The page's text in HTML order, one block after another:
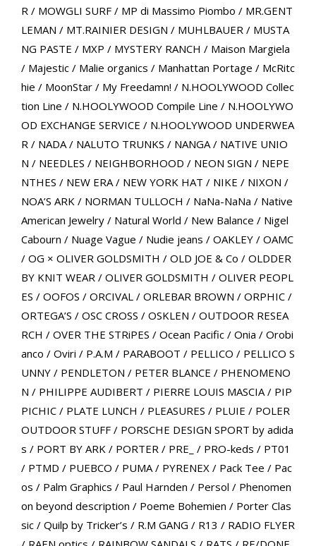
R/ MOWGLI SURF/ MP di Massimo Piombo / MR.GENT
LEMAN / MT.RAINIER DESIGN / MUHLBAUER/ MUSTA
NG PASTE / MXP / MYSTERY RANCH / Maison Margiela
/ Majestic/ Malie organics / Manhattan Portage / McRitc
hie / MoonStar/ My Freedamn! / N.HOOLYWOOD Collec
tion Line / N.HOOLYWOOD Compile Line / N.HOOLYWO
OD EXCHANGE SERVICE / N.HOOLYWOOD UNDERWEA
R/ NADA/ NALUTO TRUNKS / NANGA/ NATIVE UNIO
N / NEEDLES / NEIGHBORHOOD / NEON SIGN / NEPE
NTHES / NEW ERA/ NEW YORK HAT / NIKE / NIXON /
NOA’S ARK/ NORMAN TULLOCH / NaNa-NaNa / Native
American Jewelry/ Natural World / New Balance / Nigel
Cabourn / Nuage Vague / Nudie jeans / OAKLEY/ OAMC
/ OG × OLIVER GOLDSMITH / OLD JOE & Co / OLDDER
BY KNIT WEAR/ OLIVER GOLDSMITH / OLIVER PEOPL
ES / OOFOS / ORCIVAL/ ORLEBAR BROWN / ORPHIC/
ORTEGA’S / OSC CROSS / OSKLEN / OUTDOOR RESEA
RCH / OVER THE STRiPES / Ocean Pacific/ Onia / Orobi
anco / Oviri / P.A.M / PARABOOT / PELLICO / PELLICO S
UNNY/ PENDLETON / PETER BLANCE / PHENOMENO
N / PHILIPPE AUDIBERT / PIERRE LOUIS MASCIA/ PIP
PICHIC/ PLATE LUNCH / PLEASURES / PLUIE / POLER
OUTDOOR STUFF/ PORSCHE DESIGN SPORT by adida
s / PORT BY ARK/ PORTER/ PRE_ / PRO-keds / PT01
/ PTMD / PUEBCO / PUMA/ PYRENEX/ Pack Tee / Pac
os / Palm Graphics / Paul Harnden / Persol / Phenomen
on beyond description / Poeme Bohemien / Porter Clas
sic/ Quilp by Tricker’s / R.M GANG / R13 / RADIO FLYER